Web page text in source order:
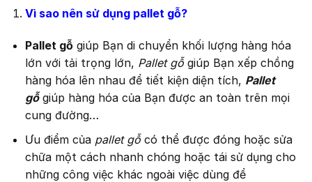
Vì sao nên sử dụng pallet gỗ?
Pallet gỗgiúp Bạn di chuyển khối lượng hàng hóa
lớn với tải trọng lớn, Pallet gỗ giúp Bạn xếp chồng
hàng hóa lên nhau để tiết kiện diện tích, Pallet
gỗ giúp hàng hóa của Bạn được an toàn trên mọi
cung đường…
Ưu điểm của pallet gỗ có thể được đóng hoặc sửa
chữa một cách nhanh chóng hoặc tái sử dụng cho
những công việc khác ngoài việc dùng để